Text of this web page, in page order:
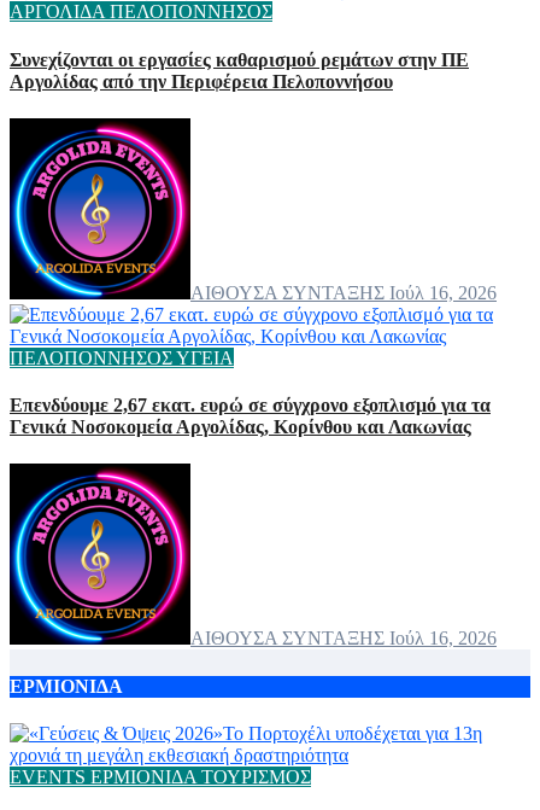
ΑΡΓΟΛΙΔΑ ΠΕΛΟΠΟΝΝΗΣΟΣ
Συνεχίζονται οι εργασίες καθαρισμού ρεμάτων στην ΠΕ
Αργολίδας από την Περιφέρεια Πελοποννήσου
ΑΙΘΟΥΣΑ ΣΥΝΤΑΞΗΣ Ιούλ 16, 2026
ΠΕΛΟΠΟΝΝΗΣΟΣΥΓΕΙΑ
Επενδύουμε 2,67 εκατ. ευρώ σε σύγχρονο εξοπλισμό για τα
Γενικά Νοσοκομεία Αργολίδας, Κορίνθου και Λακωνίας
ΑΙΘΟΥΣΑ ΣΥΝΤΑΞΗΣ Ιούλ 16, 2026
ΕΡΜΙΟΝΙΔΑ
EVENTS ΕΡΜΙΟΝΙΔΑ ΤΟΥΡΙΣΜΟΣ